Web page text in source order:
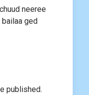
neeree
ged
published.